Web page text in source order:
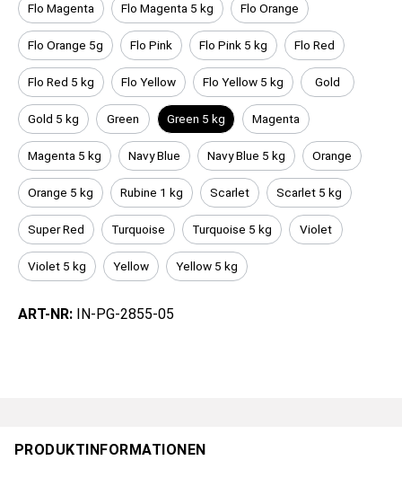
Flo Magenta Flo Magenta 5 kg Flo Orange
Flo Orange 5g Flo Pink Flo Pink 5 kg Flo Red
Flo Red 5 kg Flo Yellow Flo Yellow 5 kg Gold
Gold 5 kg Green Green 5 kg Magenta
Magenta 5 kg Navy Blue Navy Blue 5 kg Orange
Orange 5 kg Rubine 1 kg Scarlet Scarlet 5 kg
Super Red Turquoise Turquoise 5 kg Violet
Violet 5 kg Yellow Yellow 5 kg
ART-NR: IN-PG-2855-05
PRODUKTINFORMATIONEN